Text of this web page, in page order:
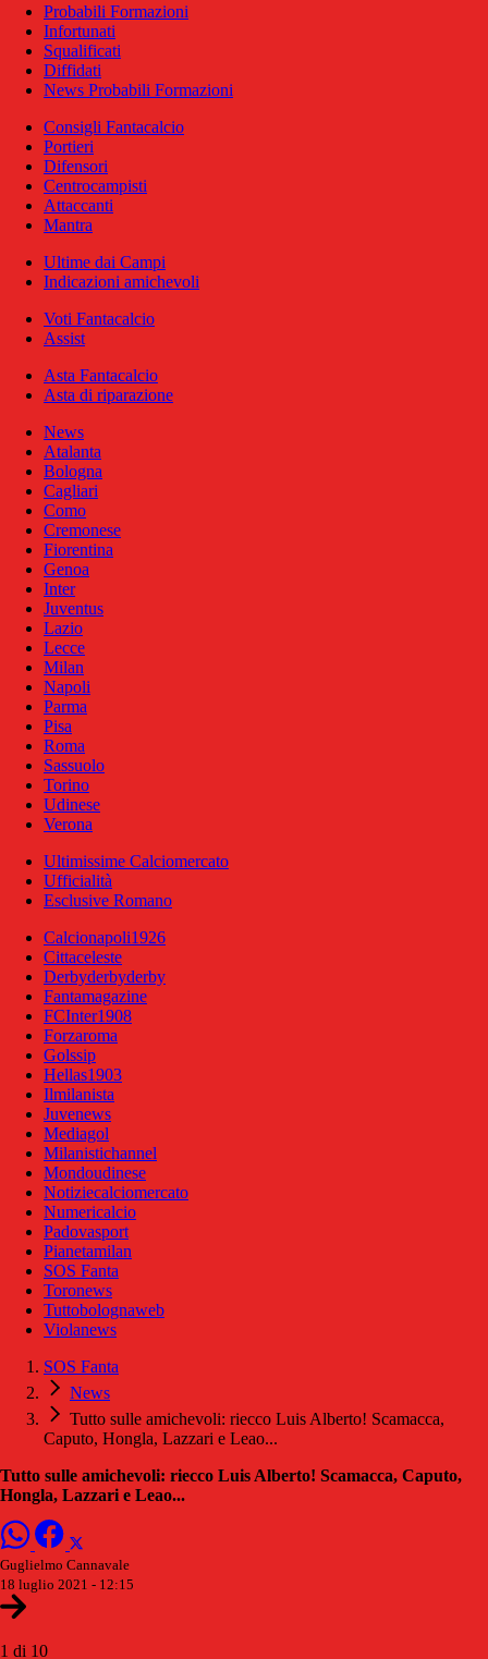
Probabili Formazioni
Infortunati
Squalificati
Diffidati
News Probabili Formazioni
Consigli Fantacalcio
Portieri
Difensori
Centrocampisti
Attaccanti
Mantra
Ultime dai Campi
Indicazioni amichevoli
Voti Fantacalcio
Assist
Asta Fantacalcio
Asta di riparazione
News
Atalanta
Bologna
Cagliari
Como
Cremonese
Fiorentina
Genoa
Inter
Juventus
Lazio
Lecce
Milan
Napoli
Parma
Pisa
Roma
Sassuolo
Torino
Udinese
Verona
Ultimissime Calciomercato
Ufficialità
Esclusive Romano
Calcionapoli1926
Cittaceleste
Derbyderbyderby
Fantamagazine
FCInter1908
Forzaroma
Golssip
Hellas1903
Ilmilanista
Juvenews
Mediagol
Milanistichannel
Mondoudinese
Notiziecalciomercato
Numericalcio
Padovasport
Pianetamilan
SOS Fanta
Toronews
Tuttobolognaweb
Violanews
SOS Fanta
News
Tutto sulle amichevoli: riecco Luis Alberto! Scamacca,
Caputo, Hongla, Lazzari e Leao...
Tutto sulle amichevoli: riecco Luis Alberto! Scamacca, Caputo,
Hongla, Lazzari e Leao...
Guglielmo Cannavale
18 luglio 2021 - 12:15
1 di 10